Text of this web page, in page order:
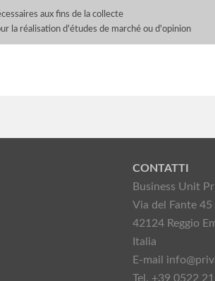
aux fins de la collecte
la réalisation d'études de marché ou d'opinion
CONTATTI
Business Unit
Via del Fante 45
42124 Reggio
Italia
E-mail
Tel. +39 0522